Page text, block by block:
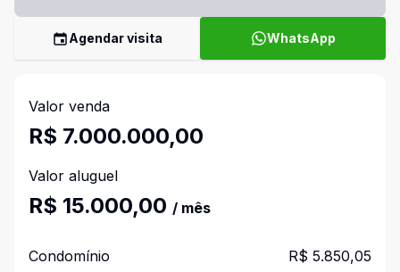
Agendar visita WhatsApp
Valor venda
R$ 7.000.000,00
Valor aluguel
R$ 15.000,00 / mês
Condomínio R$ 5.850,05